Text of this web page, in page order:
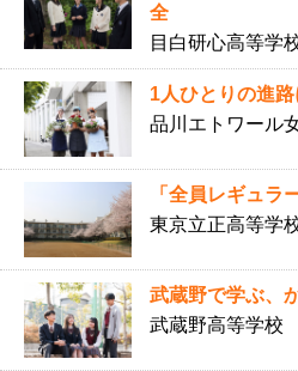
全
目白研心高等学
1人ひとりの進
品川エトワール
「全員レギュラ
東京立正高等学
武蔵野で学ぶ、
武蔵野高等学校